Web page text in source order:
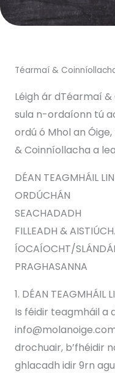
Téarmaí &
Léigh ár dTéarmaí
sula n-ordaíonn tú
ordú ó Mhol an
& Coinníollacha a
DÉAN TEAGMHÁIL
ORDÚCHÁN
SEACHADADH
FILLEADH &
ÍOCAÍOCHT/
PRAGHASANNA
1. DÉAN TEAGMHÁIL
Is féidir teagmháil a
drochuair, b’fhéidir
ghlacadh idir 9rn